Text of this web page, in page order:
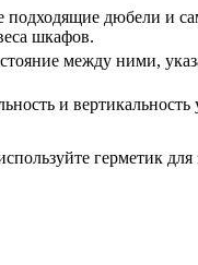
подходящие дюбели и
шкафов.
между ними,
и
герметик для